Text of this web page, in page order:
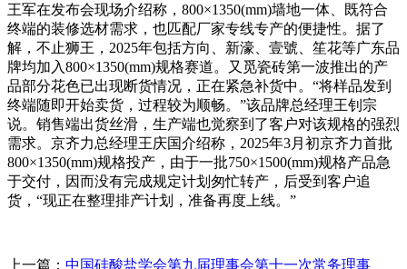
王军在发布会现场介绍称，800×1350(mm)墙地一体、既符合
终端的装修选材需求，也匹配厂家专线专产的便捷性。据了
解，不止狮王，2025年包括方向、新濠、壹號、笙花等广东品
牌均加入800×1350(mm)规格赛道。又觅瓷砖第一波推出的产
品部分花色已出现断货情况，正在紧急补货中。“将样品发到
终端随即开始卖货，过程较为顺畅。”该品牌总经理王钊宗
说。销售端出货丝滑，生产端也觉察到了客户对该规格的强烈
需求。京齐力总经理王庆国介绍称，2025年3月初京齐力首批
800×1350(mm)规格投产，由于一批750×1500(mm)规格产品急
于交付，因而没有完成规定计划匆忙转产，后受到客户追
货，“现正在整理排产计划，准备再度上线。”
上一篇： 中国硅酸盐学会第九届理事会第十一次常务理事